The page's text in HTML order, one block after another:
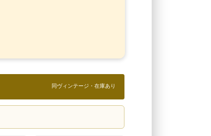
同ヴィンテージ・在庫あり